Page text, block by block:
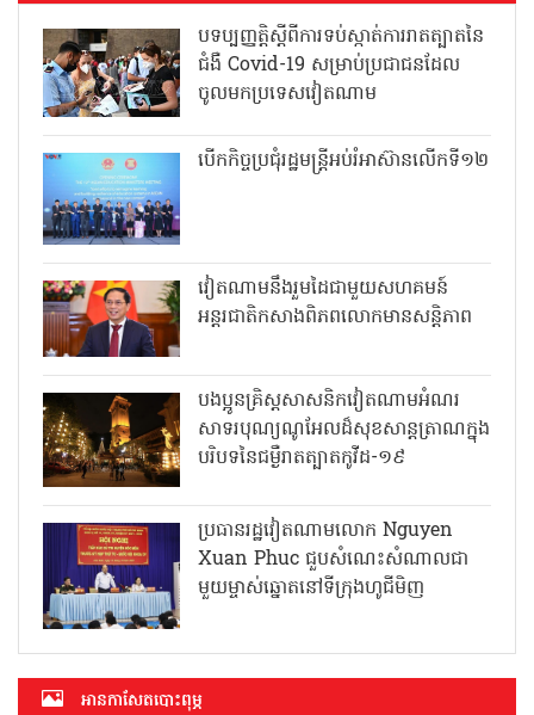
បទប្បញ្ញត្តិស្តីពីការទប់ស្កាត់ការរាតត្បាតនៃ
ជំងឺ Covid-19 សម្រាប់ប្រជាជនដែល
ចូលមកប្រទេសវៀតណាម
បើកកិច្ចប្រជុំរដ្ឋមន្ត្រីអប់រំអាស៊ានលើកទី១២
វៀតណាមនឹងរួមដៃជាមួយសហគមន៍
អន្តរជាតិកសាងពិភពលោកមានសន្តិភាព
បងប្អូនគ្រិស្តសាសនិកវៀតណាមអំណរ
សាទរបុណ្យណូអែលដ៏សុខសាន្តត្រាណក្នុង
បរិបទនៃជម្ងឺរាតត្បាតកូវីដ-១៩
ប្រធានរដ្ឋវៀតណាមលោក Nguyen
Xuan Phuc ជួបសំណេះសំណាលជា
មួយម្ចាស់ឆ្នោតនៅទីក្រុងហូជីមិញ
អាន​កាសែត​បោះពុម្ភ